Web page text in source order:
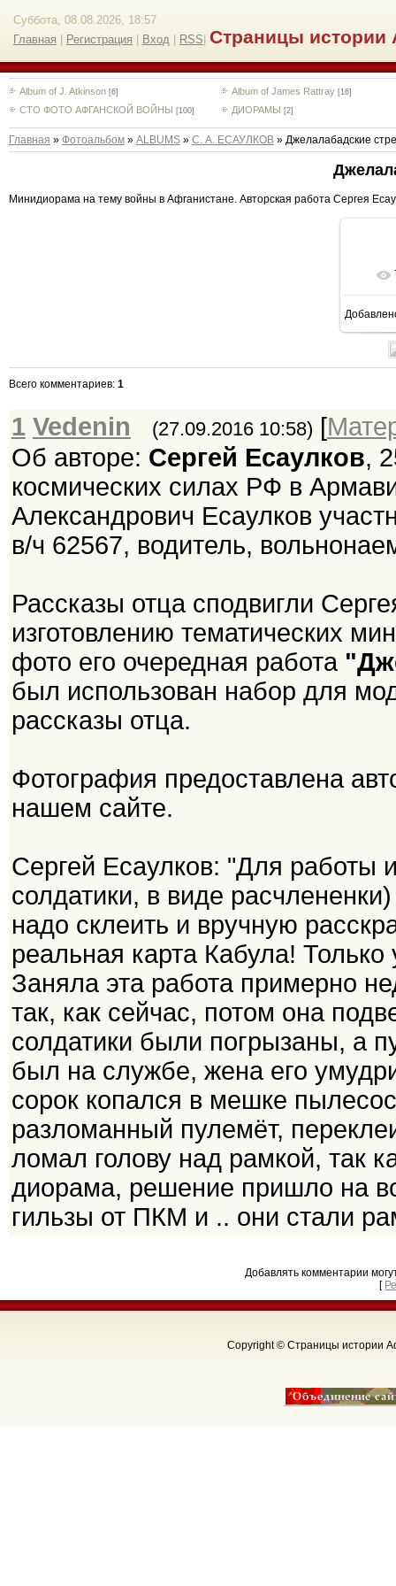
Суббота, 08.08.2026, 18:57
Главная
Регистрация Вход RSS Страницы истории
Album of J. Atkinson [6] Album of James Rattray [16]
СТО ФОТО АФГАНСКОЙ ВОЙНЫ [100] ДИОРАМЫ [2]
Главная » Фотоальбом» ALBUMS» С. А. ЕСАУЛКОВ» Джелалабадские
Минидиорама на тему войны в Афганистане. Авторская работа Сергея
Всего комментариев: 1
1 Vedenin (27.09.2016 10:58) [
Об авторе: Сергей Есаулков,
космических силах РФ в
Александрович Есаулков
в/ч 62567, водитель,
Рассказы отца сподвигли
изготовлению тематических
фото его очередная работа
был использован набор для
рассказы отца.
Фотография предоставлена
нашем сайте.
Сергей Есаулков: "Для работы
солдатики, в виде
надо склеить и вручную
реальная карта Кабула!
Заняла эта работа примерно
так, как сейчас, потом она
солдатики были погрызаны, а
был на службе, жена его
сорок копался в мешке
разломанный пулемёт,
ломал голову над рамкой, так
диорама, решение пришло на
гильзы от ПКМ и .. они стали
Добавлять комментарии
[
Copyright © Страницы истории